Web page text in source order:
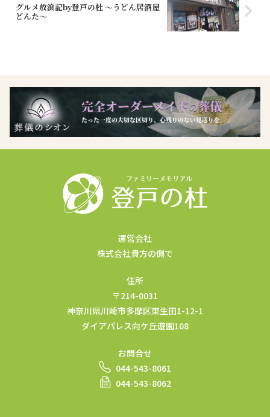
グルメ放浪記by登戸の杜 ～うどん居酒屋
どんた～
運営会社
株式会社貴方の側で
住所
〒214-0031
神奈川県川崎市多摩区東生田1-12-1
ダイアパレス向ケ丘遊園108
お問合せ
044-543-8061
044-543-8062